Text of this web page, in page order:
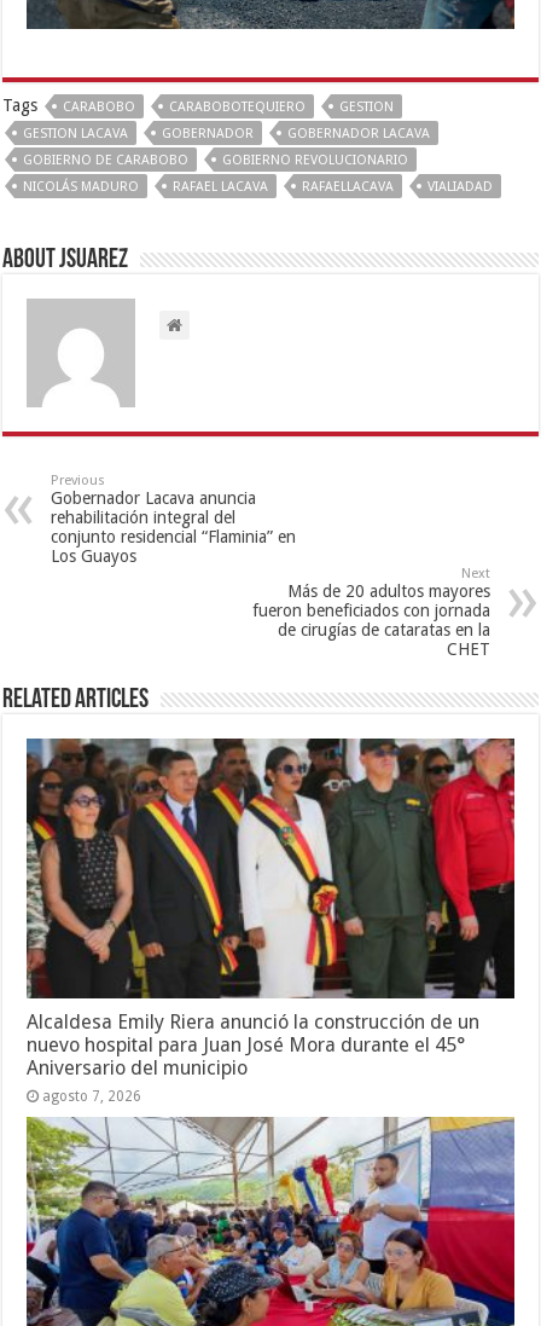
Tags CARABOBO CARABOBOTEQUIERO
GESTION
GESTION LACAVA
GOBERNADOR
GOBERNADOR LACAVA
GOBIERNO DE CARABOBO
GOBIERNO REVOLUCIONARIO
NICOLÁS MADURO
RAFAEL LACAVA RAFAELLACAVA VIALIADAD
About Jsuarez
Previous
Gobernador Lacava anuncia
rehabilitación integral del
conjunto residencial “Flaminia” en
Los Guayos
Next
Más de 20 adultos mayores
fueron beneficiados con jornada
de cirugías de cataratas en la
CHET
Related Articles
Alcaldesa Emily Riera anunció la construcción de un
nuevo hospital para Juan José Mora durante el 45°
Aniversario del municipio
agosto 7, 2026